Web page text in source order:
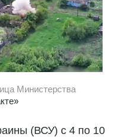
Министерства
(ВСУ) с 4 по 10